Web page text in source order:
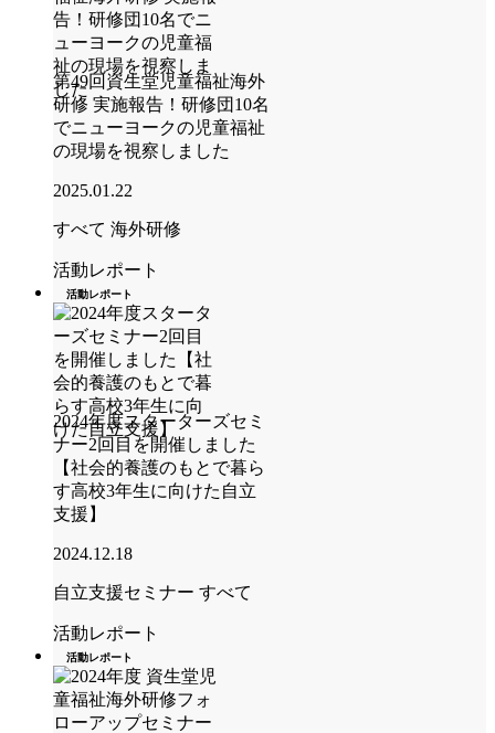
第49回資生堂児童福祉海外
研修 実施報告！研修団10名
でニューヨークの児童福祉
の現場を視察しました
2025.01.22
すべて 海外研修
活動レポート
活動レポート
2024年度スターターズセミ
ナー2回目を開催しました
【社会的養護のもとで暮ら
す高校3年生に向けた自立
支援】
2024.12.18
自立支援セミナー すべて
活動レポート
活動レポート